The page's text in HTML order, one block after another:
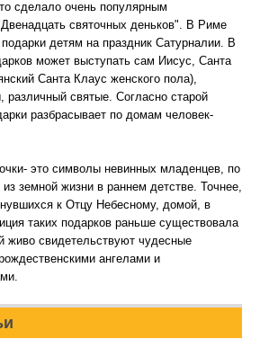
сделало очень популярным
святочных деньков". В Риме
детям на праздник Сатурналии. В
может выступать сам Иисус, Санта
Санта Клаус женского пола),
различный святые. Согласно старой
разбрасывает по домам человек-
это символы невинных младенцев, по
земной жизни в раннем детстве. Точнее,
к Отцу Небесному, домой, в
таких подарков раньше существовала
живо свидетельствуют чудесные
ангелами и